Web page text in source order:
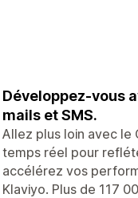
Développez-vous
mails et SMS.
Allez plus loin avec le
temps réel pour
accélérez vos
Klaviyo. Plus de 117